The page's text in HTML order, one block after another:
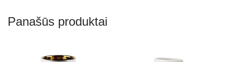
Panašūs produktai